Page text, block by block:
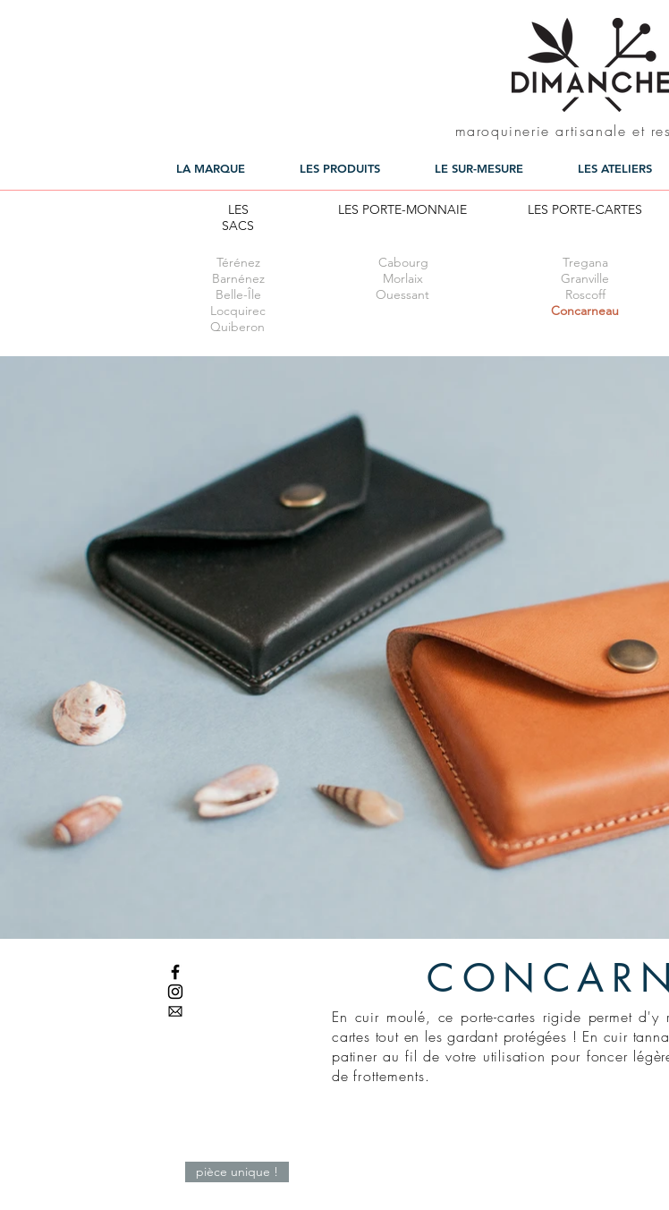
maroquinerie artisanale et
LA MARQUE LES PRODUITS LE SUR-MESURE LES ATELIERS
LES
SACS
Térénez
Barnénez
Belle-Île
LES PORTE-MONNAIE
Cabourg
Morlaix
Ouessant
Locquirec
LES PORTE-CARTES
Tregana
Granville
Roscoff
Concarneau
Quiberon
En cuir moulé, ce porte-cartes rigide permet d'y
cartes tout en les gardant protégées ! En cuir
patiner au fil de votre utilisation pour foncer
defrottements.
pièce unique !